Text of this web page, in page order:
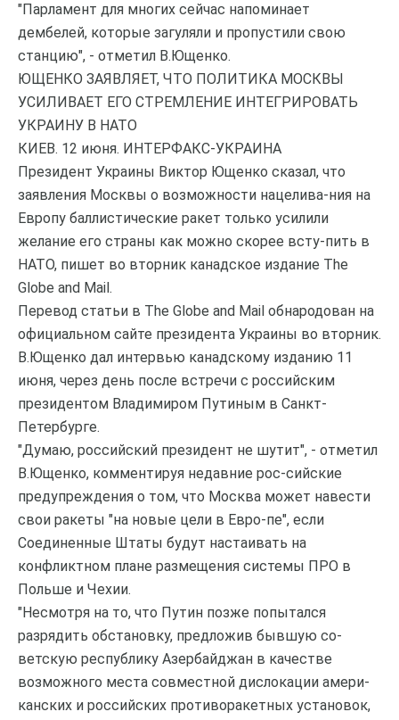
"Парламент для многих сейчас напоминает
дембелей, которые загуляли и пропустили свою
станцию", - отметил В.Ющенко.
ЮЩЕНКО ЗАЯВЛЯЕТ, ЧТО ПОЛИТИКА МОСКВЫ
УСИЛИВАЕТ ЕГО СТРЕМЛЕНИЕ ИНТЕГРИРОВАТЬ
УКРАИНУ В НАТО
КИЕВ. 12 июня. ИНТЕРФАКС-УКРАИНА
Президент Украины Виктор Ющенко сказал, что
заявления Москвы о возможности нацелива-ния на
Европу баллистические ракет только усилили
желание его страны как можно скорее всту-пить в
НАТО, пишет во вторник канадское издание The
Globe and Mail.
Перевод статьи в The Globe and Mail обнародован на
официальном сайте президента Украины во вторник.
В.Ющенко дал интервью канадскому изданию 11
июня, через день после встречи с российским
президентом Владимиром Путиным в Санкт-
Петербурге.
"Думаю, российский президент не шутит", - отметил
В.Ющенко, комментируя недавние рос-сийские
предупреждения о том, что Москва может навести
свои ракеты "на новые цели в Евро-пе", если
Соединенные Штаты будут настаивать на
конфликтном плане размещения системы ПРО в
Польше и Чехии.
"Несмотря на то, что Путин позже попытался
разрядить обстановку, предложив бывшую со-
ветскую республику Азербайджан в качестве
возможного места совместной дислокации амери-
канских и российских противоракетных установок,